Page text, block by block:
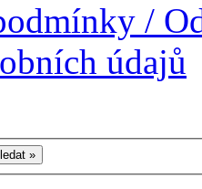
/
údajů